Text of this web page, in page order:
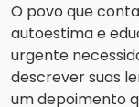
O povo que
autoestima e
urgente
descrever suas
um depoimento